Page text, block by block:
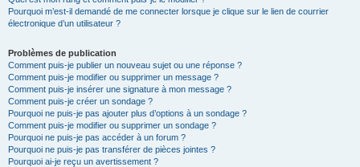
Pourquoi m’est-il demandé de me connecter lorsque je clique sur le lien de courrier
électronique d’un utilisateur ?
Problèmes de publication
Comment puis-je publier un nouveau sujet ou une réponse ?
Comment puis-je modifier ou supprimer un message ?
Comment puis-je insérer une signature à mon message ?
Comment puis-je créer un sondage ?
Pourquoi ne puis-je pas ajouter plus d’options à un sondage ?
Comment puis-je modifier ou supprimer un sondage ?
Pourquoi ne puis-je pas accéder à un forum ?
Pourquoi ne puis-je pas transférer de pièces jointes ?
Pourquoi ai-je reçu un avertissement ?